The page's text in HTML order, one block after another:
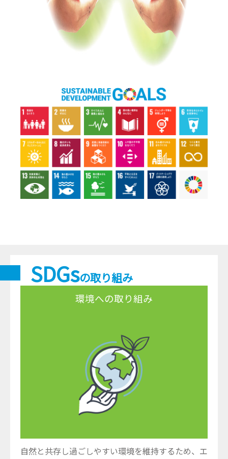
SDGsの取り組み
環境への取り組み
自然と共存し過ごしやすい環境を維持するため、エ